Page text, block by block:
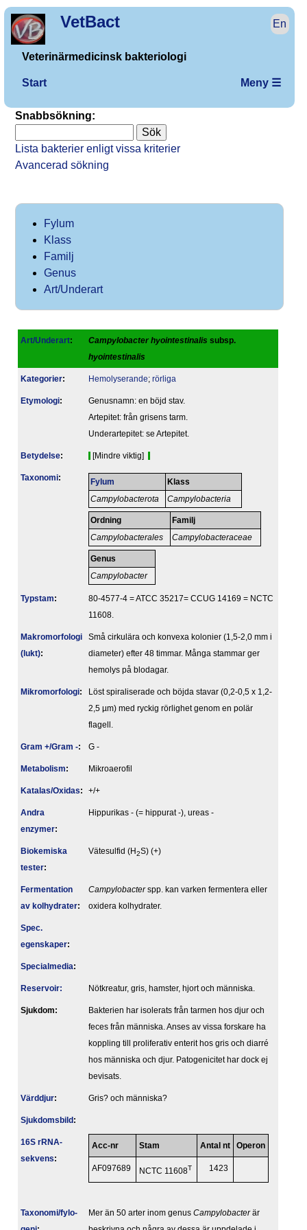
VetBact En
Veterinärmedicinsk bakteriologi
Start Meny ☰
Snabbsökning:
Lista bakterier enligt vissa kriterier
Avancerad sökning
Fylum
Klass
Familj
Genus
Art/Underart
Art/Underart: Campylobacter hyointestinalis subsp.
hyointestinalis
Kategorier: Hemolyserande; rörliga
Etymologi:
Genusnamn: en böjd stav.
Artepitet: från grisens tarm.
Underartepitet: se Artepitet.
Betydelse: [Mindre viktig]
Taxonomi: Fylum
Campylobacterota
Klass
Campylobacteria
Ordning
Campylobacterales
Familj
Campylobacteraceae
Genus
Campylobacter
Typstam:
80-4577-4 = ATCC 35217= CCUG 14169 = NCTC
11608.
Makromorfologi
(lukt):
Små cirkulära och konvexa kolonier (1,5-2,0 mm i
diameter) efter 48 timmar. Många stammar ger
hemolys på blodagar.
Mikromorfologi:
Löst spiraliserade och böjda stavar (0,2-0,5 x 1,2-
2,5 µm) med ryckig rörlighet genom en polär
flagell.
Gram +/Gram -: G -
Metabolism: Mikroaerofil
Katalas/Oxidas: +/+
Andra
enzymer:
Hippurikas - (= hippurat -), ureas -
Biokemiska
tester:
Vätesulfid (H2S) (+)
Fermentation
av kolhydrater:
Campylobacterspp. kan varken fermentera eller
oxidera kolhydrater.
Spec.
egenskaper:
Specialmedia:
Reservoir: Nötkreatur, gris, hamster, hjort och människa.
Sjukdom:
Bakterien har isolerats från tarmen hos djur och
feces från människa. Anses av vissa forskare ha
koppling till proliferativ enterit hos gris och diarré
hos människa och djur. Patogenicitet har dock ej
bevisats.
Värddjur: Gris? och människa?
Sjukdomsbild :
16S rRNA-
sekvens:
Acc-nr Stam Antal nt Operon
AF097689 NCTC 11608T 1423
Taxonomi/fylo­
Mer än 50 arter inom genus Campylobacterär